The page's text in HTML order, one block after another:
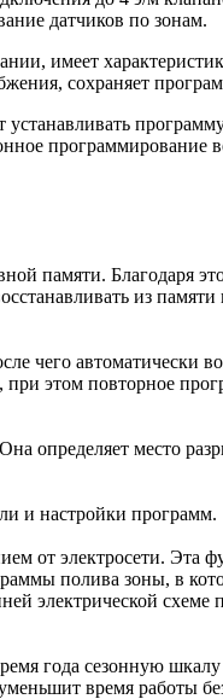
датчиков по зонам.
имеет
сохраняет
устанавливать
программирование
памяти. Благодаря
из
чего автоматически
этом повторное
определяет место
и настройки программ.
от электросети. Эта
полива зоны, в
электрической схеме
года сезонную
время работы